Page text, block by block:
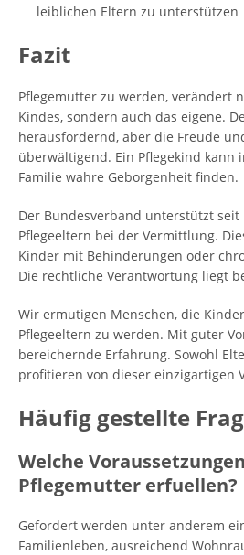
leiblichen Eltern zu unterstützen
Fazit
Pflegemutter zu werden, verändert
Kindes, sondern auch das eigene.
herausfordernd, aber die Freude
überwältigend. Ein Pflegekind kann
Familie wahre Geborgenheit finden.
Der Bundesverband unterstützt seit
Pflegeeltern bei der Vermittlung.
Kinder mit Behinderungen oder
Die rechtliche Verantwortung liegt
Wir ermutigen Menschen, die
Pflegeeltern zu werden. Mit guter
bereichernde Erfahrung. Sowohl
profitieren von dieser einzigartigen
Häufig gestellte
Welche
Pflegemutter erfuellen?
Gefordert werden unter anderem
Familienleben, ausreichend